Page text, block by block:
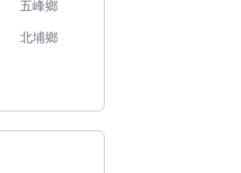
五峰鄉
北埔鄉